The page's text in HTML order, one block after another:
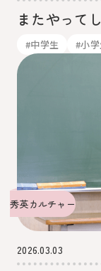
またやって
#中学生 #小
秀英カルチャー
2026.03.03